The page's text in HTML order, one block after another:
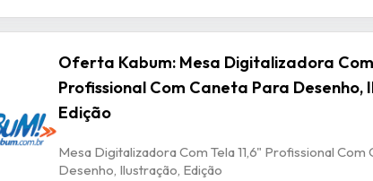
Oferta Kabum: Mesa Digitalizadora Com
Profissional Com Caneta Para Desenho,
Edição
Mesa Digitalizadora Com Tela 11,6" Profissional Com
Desenho, Ilustração, Edição